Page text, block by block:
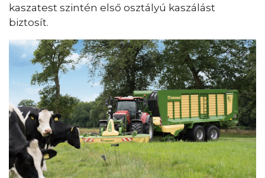
kaszatest szintén első osztályú kaszálást
biztosít.